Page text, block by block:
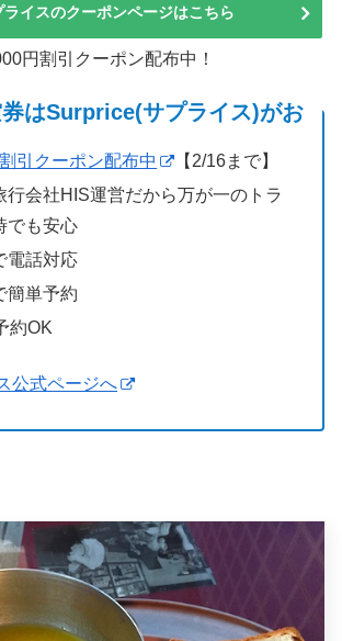
ライスのクーポンページはこちら
円割引クーポン配布中！
はSurprice(サプライス)がお
引クーポン配布中
【2/16まで】
行会社HIS運営だから万が一のトラ
でも安心
電話対応
簡単予約
約OK
公式ページへ